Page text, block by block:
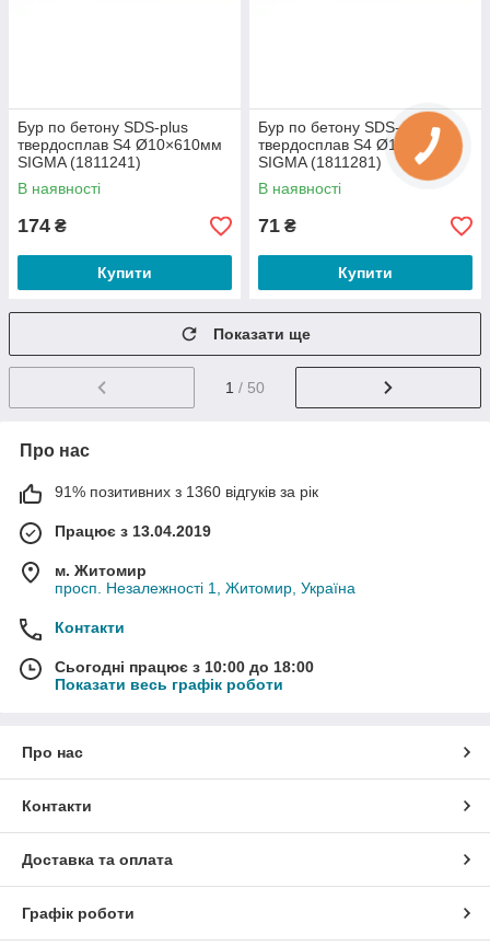
Бур по бетону SDS-plus
твердосплав S4 Ø10×610мм
SIGMA (1811241)
В наявності
174 ₴
Купити
Бур по бетону SDS-plus
твердосплав S4 Ø12×210мм
SIGMA (1811281)
В наявності
71 ₴
Купити
Показати ще
1 / 50
Про нас
91% позитивних з 1360 відгуків за рік
Працює з 13.04.2019
м. Житомир
просп. Незалежності 1, Житомир, Україна
Контакти
Сьогодні працює з 10:00 до 18:00
Показати весь графік роботи
Про нас
Контакти
Доставка та оплата
Графік роботи